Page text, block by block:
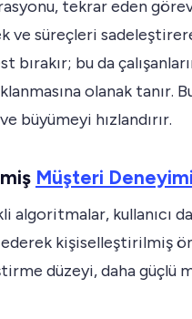
tekrar eden
süreçleri
bırakır; bu da
olanak tanır.
büyümeyi hızlandırır.
Müşteri Deneyimi
algoritmalar, kullanıcı
kişiselleştirilmiş
düzeyi, daha güçlü